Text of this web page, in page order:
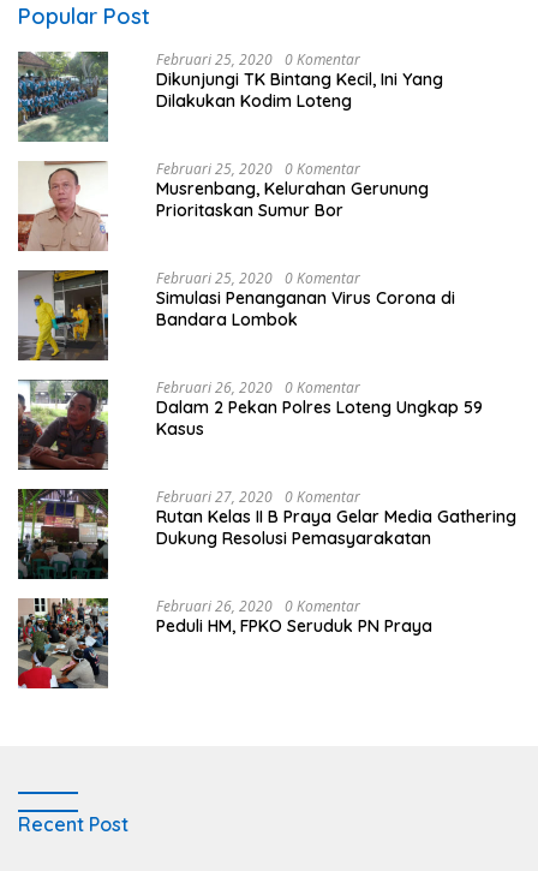
Popular Post
Februari 25, 2020 0 Komentar
Dikunjungi TK Bintang Kecil, Ini Yang
Dilakukan Kodim Loteng
Februari 25, 2020 0 Komentar
Musrenbang, Kelurahan Gerunung
Prioritaskan Sumur Bor
Februari 25, 2020 0 Komentar
Simulasi Penanganan Virus Corona di
Bandara Lombok
Februari 26, 2020 0 Komentar
Dalam 2 Pekan Polres Loteng Ungkap 59
Kasus
Februari 27, 2020 0 Komentar
Rutan Kelas II B Praya Gelar Media Gathering
Dukung Resolusi Pemasyarakatan
Februari 26, 2020 0 Komentar
Peduli HM, FPKO Seruduk PN Praya
Recent Post